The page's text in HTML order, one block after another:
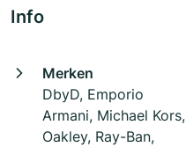
Info
Merken
DbyD, Emporio
Armani, Michael Kors,
Oakley, Ray-Ban,